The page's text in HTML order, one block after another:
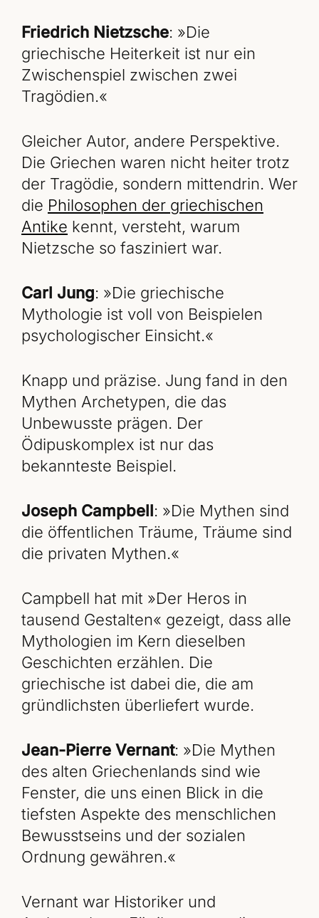
Friedrich Nietzsche: »Die
griechische Heiterkeit ist nur ein
Zwischenspiel zwischen zwei
Tragödien.«
Gleicher Autor, andere Perspektive.
Die Griechen waren nicht heiter trotz
der Tragödie, sondern mittendrin. Wer
die Philosophen der griechischen
Antike kennt, versteht, warum
Nietzsche so fasziniert war.
Carl Jung: »Die griechische
Mythologie ist voll von Beispielen
psychologischer Einsicht.«
Knapp und präzise. Jung fand in den
Mythen Archetypen, die das
Unbewusste prägen. Der
Ödipuskomplex ist nur das
bekannteste Beispiel.
Joseph Campbell: »Die Mythen sind
die öffentlichen Träume, Träume sind
die privaten Mythen.«
Campbell hat mit »Der Heros in
tausend Gestalten« gezeigt, dass alle
Mythologien im Kern dieselben
Geschichten erzählen. Die
griechische ist dabei die, die am
gründlichsten überliefert wurde.
Jean-Pierre Vernant: »Die Mythen
des alten Griechenlands sind wie
Fenster, die uns einen Blick in die
tiefsten Aspekte des menschlichen
Bewusstseins und der sozialen
Ordnung gewähren.«
Vernant war Historiker und